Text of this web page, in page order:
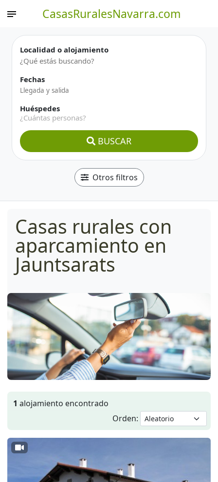
CasasRuralesNavarra.com
Localidad o alojamiento
Fechas
Huéspedes
¿Cuántas personas?
BUSCAR
Otros filtros
Casas rurales con
aparcamiento en
Jauntsarats
1 alojamiento encontrado
Orden: